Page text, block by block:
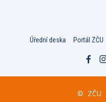
Úřední deska Portál ZČU
© ZČU